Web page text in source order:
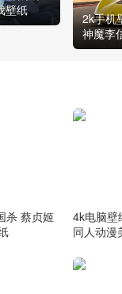
壁纸
2k手机
神魔李
杀 蔡贞姬
4k电脑壁
同人动漫